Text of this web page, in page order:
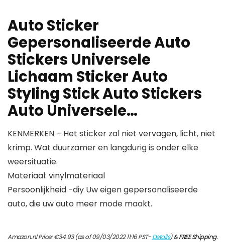
Auto Sticker
Gepersonaliseerde Auto
Stickers Universele
Lichaam Sticker Auto
Styling Stick Auto Stickers
Auto Universele…
KENMERKEN – Het sticker zal niet vervagen, licht, niet
krimp. Wat duurzamer en langdurig is onder elke
weersituatie.
Materiaal: vinylmateriaal
Persoonlijkheid -diy Uw eigen gepersonaliseerde
auto, die uw auto meer mode maakt.
Amazon.nl Price:€34.93(as of 09/03/2022 11:16 PST-Details)&FREE Shipping.